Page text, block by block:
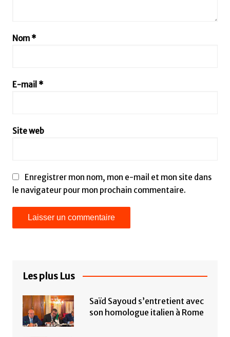
Nom *
E-mail *
Site web
Enregistrer mon nom, mon e-mail et mon site dans
le navigateur pour mon prochain commentaire.
Les plus Lus
Saïd Sayoud s’entretient avec
son homologue italien à Rome